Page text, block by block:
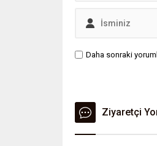
Daha sonraki
Ziyaretçi